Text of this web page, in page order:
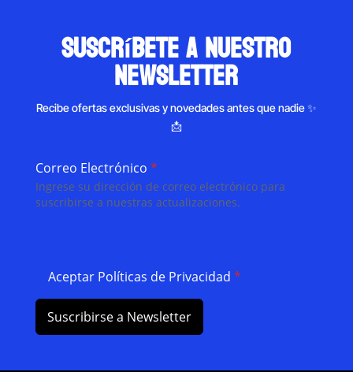
suscríbete a nuestro
newsletter
Recibe ofertas exclusivas y novedades antes que nadie ✨
📩
Correo Electrónico *
Ingrese su dirección de correo electrónico para
suscribirse a nuestras actualizaciones.
Aceptar Políticas de Privacidad *
Suscribirse a Newsletter